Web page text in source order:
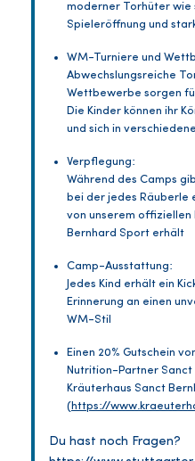
moderner Torhüter wie
Spieleröffnung und
WM-Turniere und
Abwechslungsreiche
Wettbewerbe sorgen
Die Kinder können ihr
und sich in
Verpflegung:
Während des Camps
bei der jedes Räuberle
von unserem
Bernhard Sport erhält
Camp-Ausstattung:
Jedes Kind erhält ein
Erinnerung an einen
WM-Stil
Einen 20% Gutschein
Nutrition-Partner
Kräuterhaus Sanct
( https://
Du hast noch Fragen?